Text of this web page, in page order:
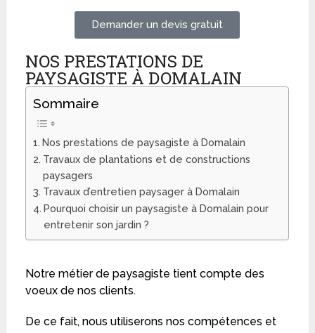
Demander un devis gratuit
NOS PRESTATIONS DE
PAYSAGISTE À DOMALAIN
Sommaire
Nos prestations de paysagiste à Domalain
Travaux de plantations et de constructions
paysagers
Travaux d’entretien paysager à Domalain
Pourquoi choisir un paysagiste à Domalain pour
entretenir son jardin ?
Notre métier de paysagiste tient compte des
voeux de nos clients.
De ce fait, nous utiliserons nos compétences et